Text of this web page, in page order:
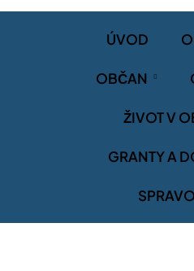
ÚVOD
OBČAN
ŽIVOT V
GRANTY A